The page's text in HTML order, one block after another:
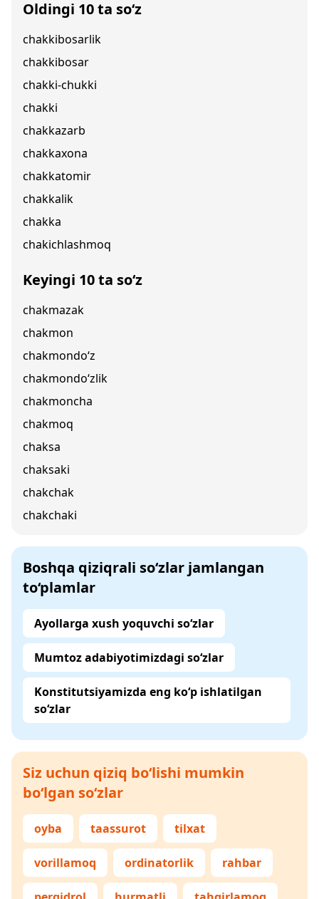
Oldingi 10 ta so‘z
chakkibosarlik
chakkibosar
chakki-chukki
chakki
chakkazarb
chakkaxona
chakkatomir
chakkalik
chakka
chakichlashmoq
Keyingi 10 ta so‘z
chakmazak
chakmon
chakmondo‘z
chakmondo‘zlik
chakmoncha
chakmoq
chaksa
chaksaki
chakchak
chakchaki
Boshqa qiziqrali so‘zlar jamlangan
to‘plamlar
Ayollarga xush yoquvchi so‘zlar
Mumtoz adabiyotimizdagi so‘zlar
Konstitutsiyamizda eng ko‘p ishlatilgan
so‘zlar
Siz uchun qiziq bo‘lishi mumkin
bo‘lgan so‘zlar
oyba taassurot tilxat
vorillamoq ordinatorlik rahbar